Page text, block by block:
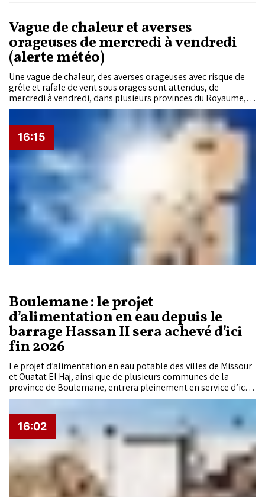
Vague de chaleur et averses
orageuses de mercredi à vendredi
(alerte météo)
Une vague de chaleur, des averses orageuses avec risque de
grêle et rafale de vent sous orages sont attendus, de
mercredi à vendredi, dans plusieurs provinces du Royaume, a
indiqué la Direction générale de la météorologie (DGM).
16:15
Boulemane : le projet
d’alimentation en eau depuis le
barrage Hassan II sera achevé d’ici
fin 2026
Le projet d’alimentation en eau potable des villes de Missour
et Ouatat El Haj, ainsi que de plusieurs communes de la
province de Boulemane, entrera pleinement en service d’ici
la fin de 2026. Doté d’un investissement de près de 251
sécuriser durablement l’approvisionnement en eau de près
de 130.000 habitants, tout en renforçant la résilience de la
région face au stress hydrique et aux effets du changement
climatique.
16:02